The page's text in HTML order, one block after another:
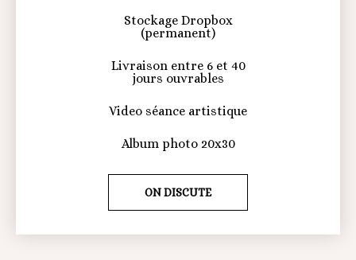
Stockage Dropbox
(permanent)
Livraison entre 6 et 40
jours ouvrables
Video séance artistique
Album photo 20x30
ON DISCUTE